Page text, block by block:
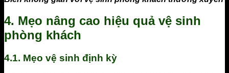
4. Mẹo nâng cao hiệu quả vệ sinh
phòng khách
4.1. Mẹo vệ sinh định kỳ